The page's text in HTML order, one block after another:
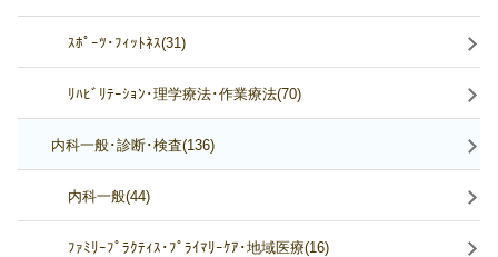
ｽﾎﾟｰﾂ･ﾌｨｯﾄﾈｽ(31)
ﾘﾊﾋﾞﾘﾃｰｼｮﾝ･理学療法･作業療法(70)
内科一般･診断･検査(136)
内科一般(44)
ﾌｧﾐﾘｰﾌﾟﾗｸﾃｨｽ･ﾌﾟﾗｲﾏﾘｰｹｱ･地域医療(16)